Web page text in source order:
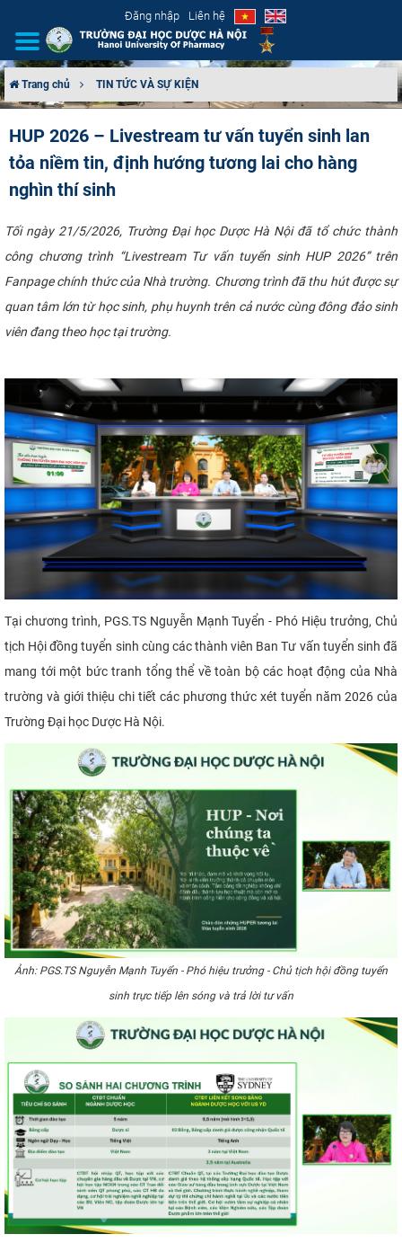
Đăng nhập Liên hệ
CƠ CẤU TỔ CHỨC
TUYỂN SINH
ĐÀO TẠO
ĐẢM BẢO CHẤT LƯỢNG
KHOA HỌC CÔNG NGHỆ
HTQT
CỰU NGƯỜI HỌC
Trang chủ TIN TỨC VÀ SỰ KIỆN
HUP 2026 – Livestream tư vấn tuyển sinh lan
tỏa niềm tin, định hướng tương lai cho hàng
nghìn thí sinh
Tối ngày 21/5/2026, Trường Đại học Dược Hà Nội đã tổ chức thành
công chương trình “Livestream Tư vấn tuyển sinh HUP 2026” trên
Fanpage chính thức của Nhà trường. Chương trình đã thu hút được sự
quan tâm lớn từ học sinh, phụ huynh trên cả nước cùng đông đảo sinh
viên đang theo học tại trường.
Tại chương trình, PGS.TS Nguyễn Mạnh Tuyển - Phó Hiệu trưởng, Chủ
tịch Hội đồng tuyển sinh cùng các thành viên Ban Tư vấn tuyển sinh đã
mang tới một bức tranh tổng thể về toàn bộ các hoạt động của Nhà
trường và giới thiệu chi tiết các phương thức xét tuyển năm 2026 của
Trường Đại học Dược Hà Nội.
Ảnh: PGS.TS Nguyễn Mạnh Tuyển - Phó hiệu trưởng - Chủ tịch hội đồng tuyển
sinh trực tiếp lên sóng và trả lời tư vấn